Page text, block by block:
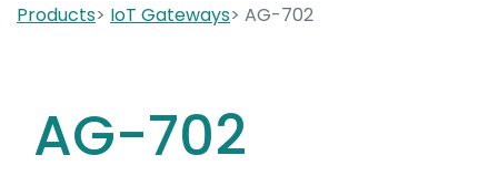
Products IoT Gateways AG-702
AG-702